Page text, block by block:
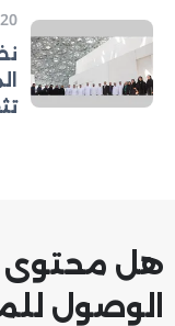
20 سبتمبر 2024
هل محتوى
الوصول